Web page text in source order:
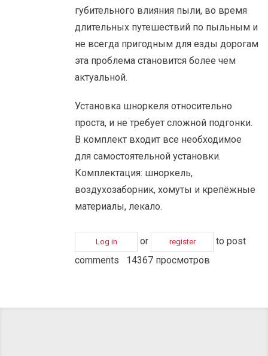
губительного влияния пыли, во время
длительных путешествий по пыльным и
не всегда пригодным для езды дорогам
эта проблема становится более чем
актуальной.
Установка шноркеля относительно
проста, и не требует сложной подгонки.
В комплект входит все необходимое
для самостоятельной установки.
Комплектация: шноркель,
воздухозаборник, хомуты и крепёжные
материалы, лекало.
Log in or register
to post
comments
14367 просмотров